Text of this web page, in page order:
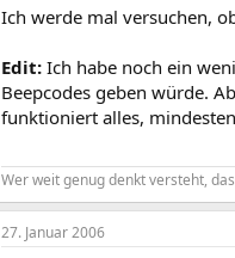
Ich werde mal versuchen,
Edit: Ich habe noch ein
Beepcodes geben würde.
funktioniert alles,
Wer weit genug denkt versteht,
27. Januar 2006